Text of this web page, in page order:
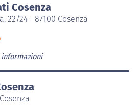
Cosenza
22/24 - 87100 Cosenza